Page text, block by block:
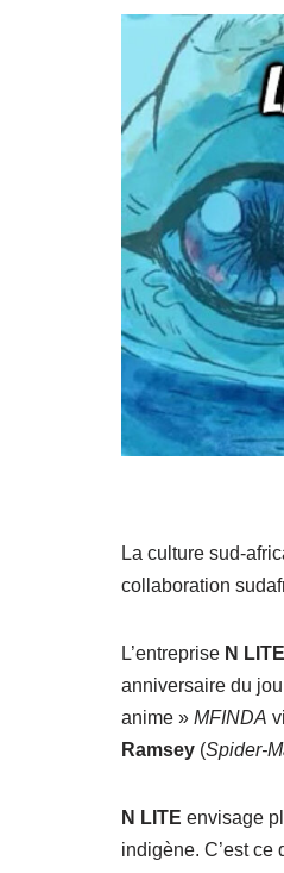
La culture sud-
collaboration
L’entreprise N LITE
anniversaire du
anime » MFINDA
Ramsey (Spider-
N LITE envisage
indigène. C’est ce